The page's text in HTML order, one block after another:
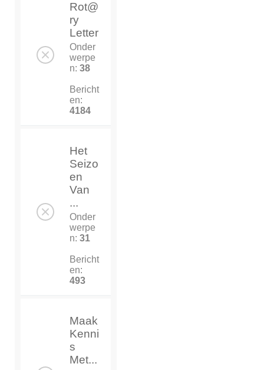
Rot@
ry
Letter
Onder
werpe
n: 38
Bericht
en:
4184
Het
Seizo
en
Van
...
Onder
werpe
n: 31
Bericht
en:
493
Maak
Kenni
s
Met...